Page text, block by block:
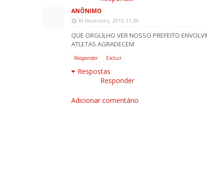
ANÔNIMO
10 fevereiro, 2013 11:59
QUE ORGULHO VER NOSSO PREFEITO
ATLETAS AGRADECEM
Responder Excluir
Respostas
Responder
Adicionar comentário